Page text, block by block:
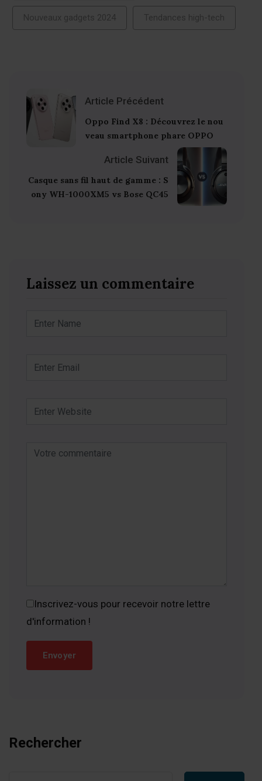
Nouveaux gadgets 2024 Tendances high-tech
Article Précédent
Oppo Find X8 : Découvrez le nou
veau smartphone phare OPPO
Article Suivant
Casque sans fil haut de gamme : S
ony WH-1000XM5 vs Bose QC45
Laissez un commentaire
Inscrivez-vous pour recevoir notre lettre
d'information !
Rechercher